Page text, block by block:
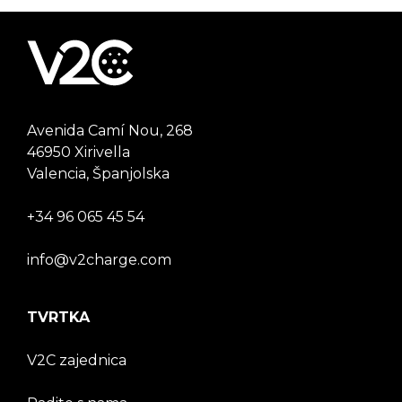
Avenida Camí Nou, 268
46950 Xirivella
Valencia, Španjolska
+34 96 065 45 54
info@v2charge.com
TVRTKA
V2C zajednica